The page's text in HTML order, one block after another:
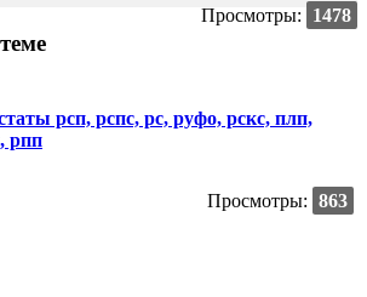
Просмотры: 1478
рсп, рспс, рс, руфо, рскс, плп,
рпп
Просмотры: 863